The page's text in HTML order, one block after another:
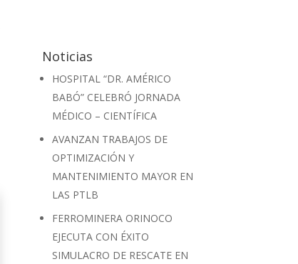
Noticias
HOSPITAL “DR. AMÉRICO
BABÓ” CELEBRÓ JORNADA
MÉDICO – CIENTÍFICA
AVANZAN TRABAJOS DE
OPTIMIZACIÓN Y
MANTENIMIENTO MAYOR EN
LAS PTLB
FERROMINERA ORINOCO
EJECUTA CON ÉXITO
SIMULACRO DE RESCATE EN